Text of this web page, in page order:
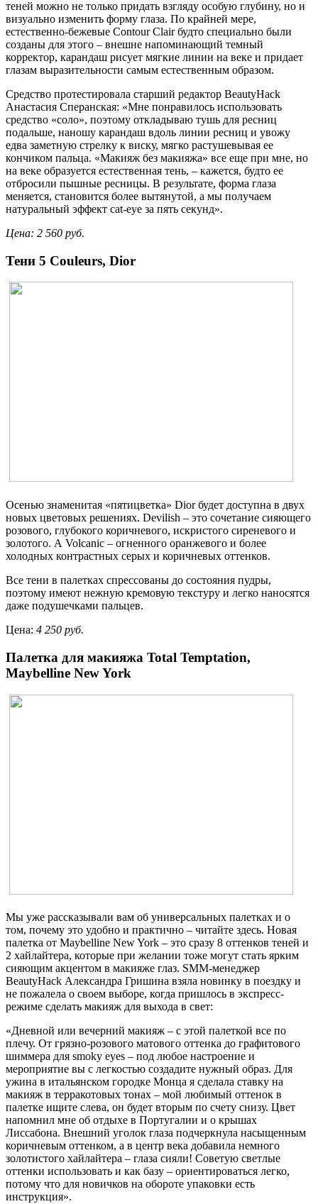
теней можно не только придать взгляду особую глубину, но и
визуально изменить форму глаза. По крайней мере,
естественно-бежевые Contour Clair будто специально были
созданы для этого – внешне напоминающий темный
корректор, карандаш рисует мягкие линии на веке и придает
глазам выразительности самым естественным образом.
Средство протестировала старший редактор BeautyHack
Анастасия Сперанская: «Мне понравилось использовать
средство «соло», поэтому откладываю тушь для ресниц
подальше, наношу карандаш вдоль линии ресниц и увожу
едва заметную стрелку к виску, мягко растушевывая ее
кончиком пальца. «Макияж без макияжа» все еще при мне, но
на веке образуется естественная тень, – кажется, будто ее
отбросили пышные ресницы. В результате, форма глаза
меняется, становится более вытянутой, а мы получаем
натуральный эффект cat-eye за пять секунд».
Цена: 2 560 руб.
Тени 5 Couleurs, Dior
Осенью знаменитая «пятицветка» Dior будет доступна в двух
новых цветовых решениях. Devilish – это сочетание сияющего
розового, глубокого коричневого, искристого сиреневого и
золотого. А Volcanic – огненного оранжевого и более
холодных контрастных серых и коричневых оттенков.
Все тени в палетках спрессованы до состояния пудры,
поэтому имеют нежную кремовую текстуру и легко наносятся
даже подушечками пальцев.
Цена: 4 250 руб.
Палетка для макияжа Total Temptation,
Maybelline New York
Мы уже рассказывали вам об универсальных палетках и о
том, почему это удобно и практично – читайте здесь. Новая
палетка от Maybelline New York – это сразу 8 оттенков теней и
2 хайлайтера, которые при желании тоже могут стать ярким
сияющим акцентом в макияже глаз. SMM-менеджер
BeautyHack Александра Гришина взяла новинку в поездку и
не пожалела о своем выборе, когда пришлось в экспресс-
режиме сделать макияж для выхода в свет:
«Дневной или вечерний макияж – с этой палеткой все по
плечу. От грязно-розового матового оттенка до графитового
шиммера для smoky eyes – под любое настроение и
мероприятие вы с легкостью создадите нужный образ. Для
ужина в итальянском городке Монца я сделала ставку на
макияж в терракотовых тонах – мой любимый оттенок в
палетке ищите слева, он будет вторым по счету снизу. Цвет
напомнил мне об отдыхе в Португалии и о крышах
Лиссабона. Внешний уголок глаза подчеркнула насыщенным
коричневым оттенком, а в центр века добавила немного
золотистого хайлайтера – глаза сияли! Советую светлые
оттенки использовать и как базу – ориентироваться легко,
потому что для новичков на обороте упаковки есть
инструкция».